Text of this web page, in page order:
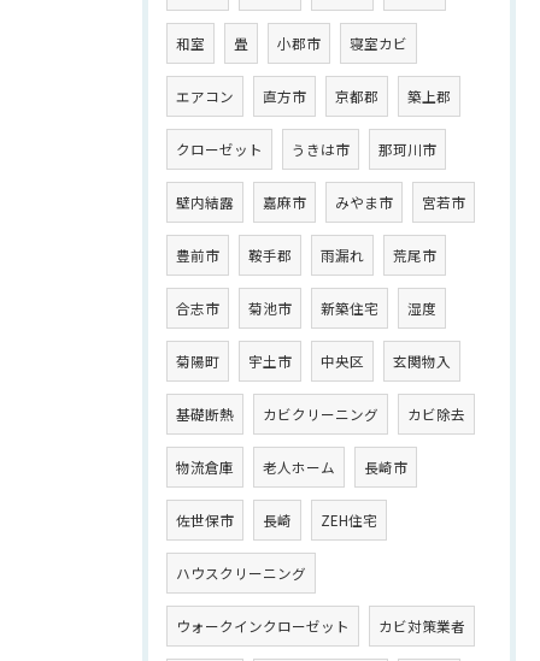
和室 畳 小郡市 寝室カビ
エアコン 直方市 京都郡 築上郡
クローゼット うきは市 那珂川市
壁内結露 嘉麻市 みやま市 宮若市
豊前市 鞍手郡 雨漏れ 荒尾市
合志市 菊池市 新築住宅 湿度
菊陽町 宇土市 中央区 玄関物入
基礎断熱 カビクリーニング カビ除去
物流倉庫 老人ホーム 長崎市
佐世保市 長崎 ZEH住宅
ハウスクリーニング
ウォークインクローゼット カビ対策業者